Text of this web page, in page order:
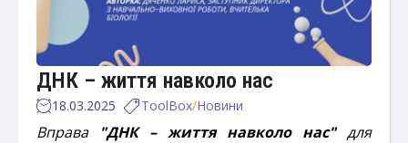
ДНК – життя навколо нас
18.03.2025 ToolBox/Новини
Вправа "ДНК – життя навколо нас"для